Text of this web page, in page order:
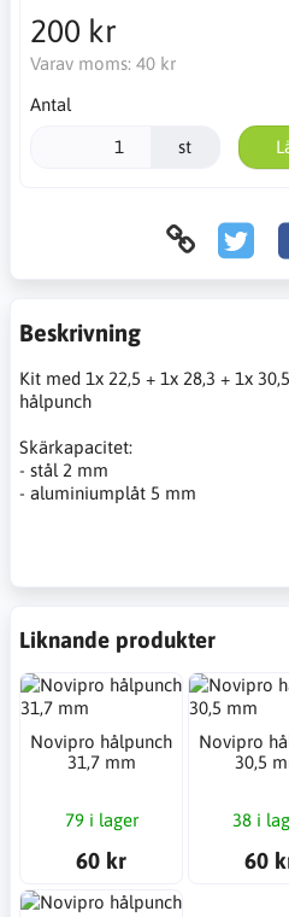
200 kr
Varav moms: 40 kr
Antal
st
Beskrivning
Kit med 1x 22,5 + 1x 28,3 + 1x
hålpunch
Skärkapacitet:
- stål 2 mm
- aluminiumplåt 5 mm
Liknande produkter
Novipro hålpunch
31,7 mm
79 i lager
60 kr
Novipro
30,5
38 i
60